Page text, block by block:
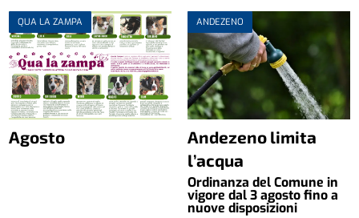
QUA LA ZAMPA
Agosto
ANDEZENO
Andezeno limita
l’acqua
Ordinanza del Comune in
vigore dal 3 agosto fino a
nuove disposizioni